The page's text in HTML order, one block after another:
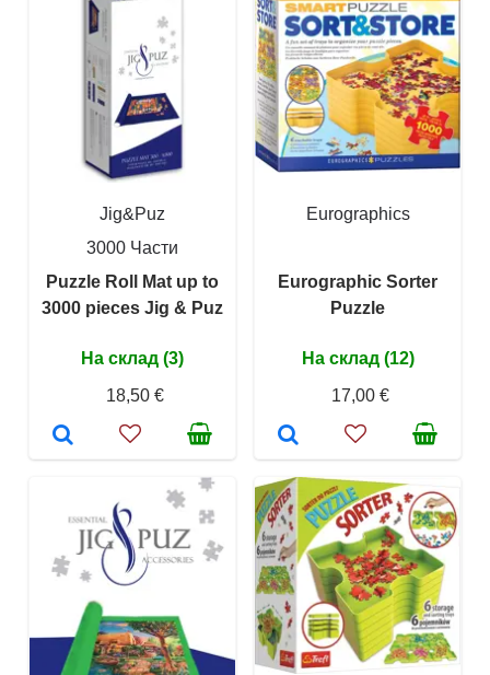
Jig&Puz
3000 Части
Puzzle Roll Mat up to
3000 pieces Jig & Puz
На склад (3)
18,50 €
Eurographics
Eurographic Sorter
Puzzle
На склад (12)
17,00 €